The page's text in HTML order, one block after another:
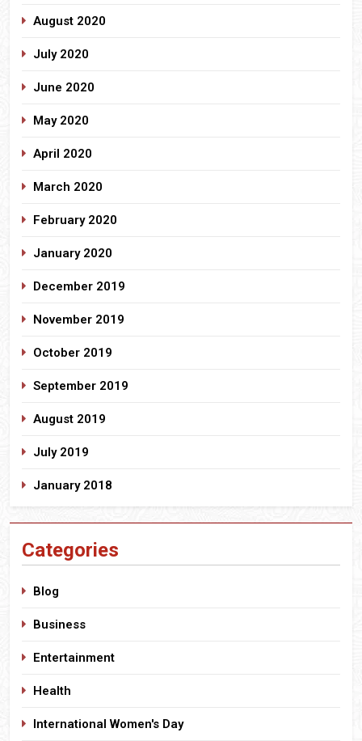
August 2020
July 2020
June 2020
May 2020
April 2020
March 2020
February 2020
January 2020
December 2019
November 2019
October 2019
September 2019
August 2019
July 2019
January 2018
Categories
Blog
Business
Entertainment
Health
International Women's Day